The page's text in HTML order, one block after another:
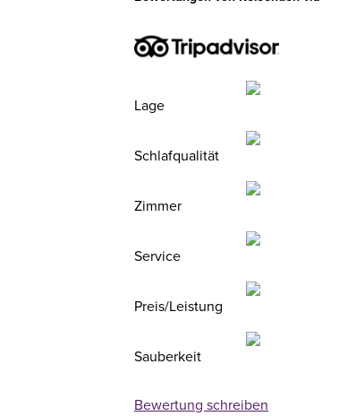
Lage
Schlafqualität
Zimmer
Service
Preis/Leistung
Sauberkeit
Bewertung schreiben